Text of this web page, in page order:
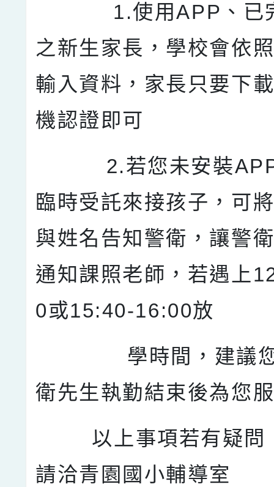
1.使用APP、已完
之新生家長，學校會依
輸入資料，家長只要下
機認證即可
2.若您未安裝APP
臨時受託來接孩子，可
與姓名告知警衛，讓警
通知課照老師，若遇上
0或15:40-16:00放
學時間，建議您
衛先生執勤結束後為您
以上事項若
請洽青園國小輔